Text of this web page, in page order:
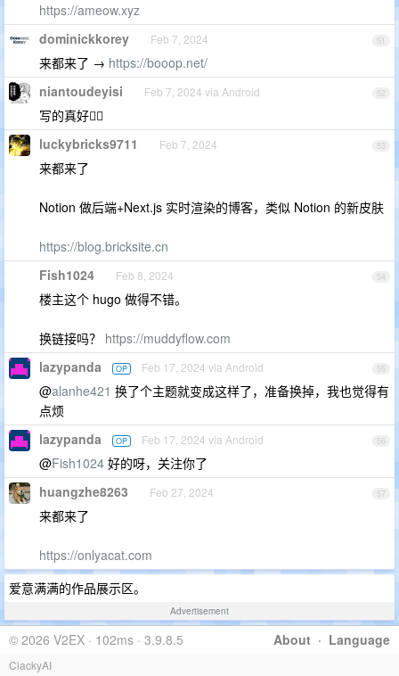
https://ameow.xyz
51
dominickkorey Feb 7, 2024
来都来了 → https://booop.net/
52
niantoudeyisi Feb 7, 2024 via Android
写的真好👍🏻
53
luckybricks9711 Feb 7, 2024
来都来了
Notion 做后端+Next.js 实时渲染的博客，类似 Notion 的新皮肤
https://blog.bricksite.cn
54
Fish1024 Feb 8, 2024
楼主这个 hugo 做得不错。
换链接吗？ https://muddyflow.com
55
lazypanda OP Feb 17, 2024 via Android
@alanhe421 换了个主题就变成这样了，准备换掉，我也觉得有
点烦
56
lazypanda OP Feb 17, 2024 via Android
@Fish1024 好的呀，关注你了
57
huangzhe8263 Feb 27, 2024
来都来了
https://onlyacat.com
爱意满满的作品展示区。
Advertisement
About · Language
© 2026 V2EX · 102ms · 3.9.8.5
ClackyAI